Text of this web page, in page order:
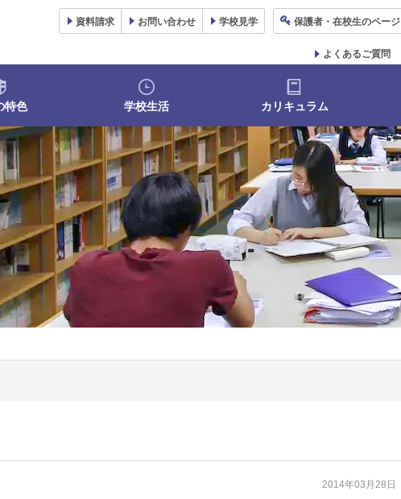
資料請求 お問い合わせ 学校見学 保護者 ・在校生のページ
よくあるご質問
特色 学校生活 カリキュラム
2014年03月28日